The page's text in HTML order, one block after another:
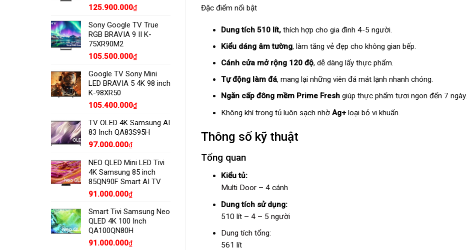
Đặc điểm nổi bật
Dung tích 510 lít,thích hợp cho gia đình 4-5 người.
Kiểu dáng âm tường, làm tăng vẻ đẹp cho không gian bếp.
Cánh cửa mở rộng 120 độ, dễ dàng lấy thực phẩm.
Tự động làm đá, mang lại những viên đá mát lạnh nhanh chóng.
Ngăn cấp đông mềm Prime Freshgiúp thực phẩm tươi ngon đến 7 ngày.
Không khí trong tủ luôn sạch nhờ Ag+loại bỏ vi khuẩn.
Thông số kỹ thuật
Tổng quan
Kiểu tủ:
Multi Door– 4 cánh
Dung tích sử dụng:
510 lít – 4 – 5 người
Dung tích tổng:
561 lít
125.900.000₫
Sony Google TV True
RGB BRAVIA 9 II K-
75XR90M2
105.500.000₫
Google TV Sony Mini
LED BRAVIA 5 4K 98 inch
K-98XR50
105.400.000₫
TV OLED 4K Samsung AI
83 Inch QA83S95H
97.000.000₫
NEO QLED Mini LED Tivi
4K Samsung 85 inch
85QN90F Smart AI TV
91.000.000₫
Smart Tivi Samsung Neo
QLED 4K 100 Inch
QA100QN80H
91.000.000₫